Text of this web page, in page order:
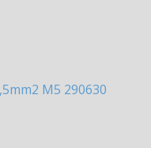
M5 290630